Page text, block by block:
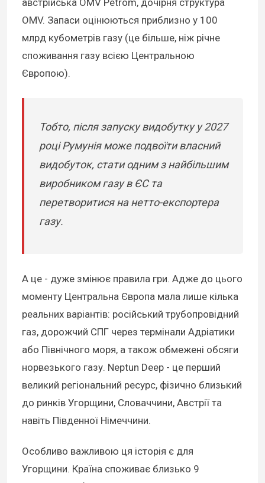
австрійська OMV Petrom, дочірня структура
OMV. Запаси оцінюються приблизно у 100
млрд кубометрів газу (це більше, ніж річне
споживання газу всією Центральною
Європою).
Тобто, після запуску видобутку у 2027
році Румунія може подвоїти власний
видобуток, стати одним з найбільшим
виробником газу в ЄС та
перетворитися на нетто-експортера
газу.
А це - дуже змінює правила гри. Адже до цього
моменту Центральна Європа мала лише кілька
реальних варіантів: російський трубопровідний
газ, дорожчий СПГ через термінали Адріатики
або Північного моря, а також обмежені обсяги
норвезького газу. Neptun Deep - це перший
великий регіональний ресурс, фізично близький
до ринків Угорщини, Словаччини, Австрії та
навіть Південної Німеччини.
Особливо важливою ця історія є для
Угорщини. Країна споживає близько 9